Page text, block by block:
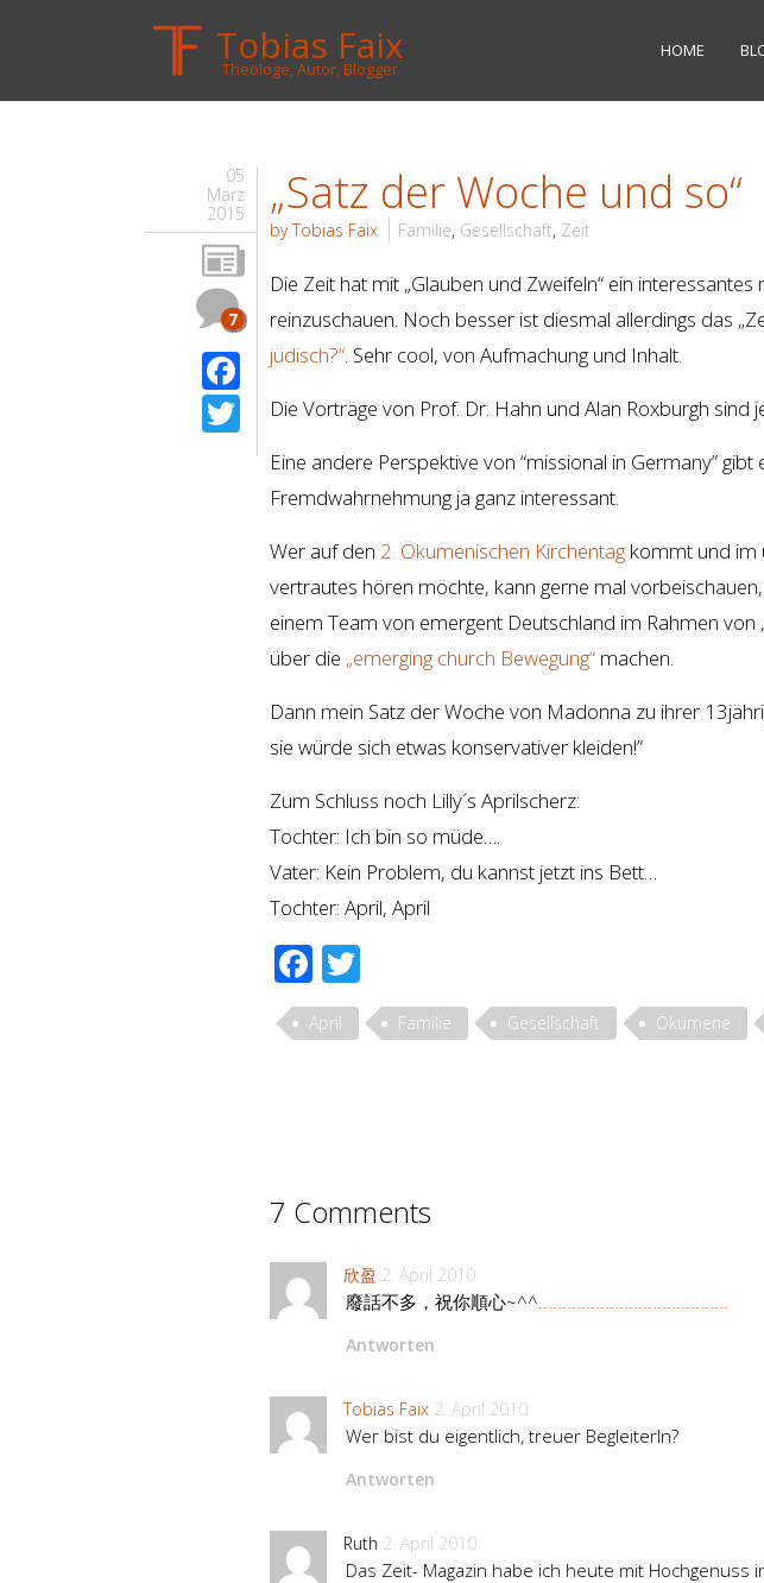
Tobias Faix
Theologe, Autor, Blogger
HOME
05
März
2015
7
Facebook
Twitter
„Satz der Woche und so“
by Tobias Faix Familie, Gesellschaft, Zeit
Die Zeit hat mit „Glauben und Zweifeln“ ein interessantes
reinzuschauen. Noch besser ist diesmal allerdings das
jüdisch?“. Sehr cool, von Aufmachung und Inhalt.
Die Vorträge von Prof. Dr. Hahn und Alan Roxburgh sind
Eine andere Perspektive von “missional in Germany” gibt
Fremdwahrnehmung ja ganz interessant.
Wer auf den 2. Ökumenischen Kirchentag kommt und im
vertrautes hören möchte, kann gerne mal
einem Team von emergent Deutschland im Rahmen von
über die „emerging church Bewegung“ machen.
Dann mein Satz der Woche von Madonna zu ihrer
sie würde sich etwas konservativer kleiden!”
Zum Schluss noch Lilly´s Aprilscherz:
Tochter: Ich bin so müde….
Vater: Kein Problem, du kannst jetzt ins Bett…
Tochter: April, April
Facebook
April Familie Gesellschaft Ökumene
7 Comments
欣盈 2. April 2010
廢話不多，祝你順心~^^........................................
Antworten
Tobias Faix 2. April 2010
Wer bist du eigentlich, treuer BegleiterIn?
Antworten
Ruth 2. April 2010
Das Zeit- Magazin habe ich heute mit